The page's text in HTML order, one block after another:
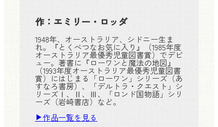
作： エミリー・ロッダ
1948年、オーストラリア、シドニー生ま
れ。『とくべつなお気に入り』（1985年度
オーストラリア最優秀児童図書賞）でデビ
ュー。著書に『ローワンと魔法の地図』
（1993年度オーストラリア最優秀児童図書
賞）にはじまる「ローワン」シリーズ（あ
すなろ書房）、「デルトラ・クエスト」シ
リーズⅠ、Ⅱ、Ⅲ、「ロンド国物語」シリ
ーズ（岩崎書店）など。
作品一覧を見る